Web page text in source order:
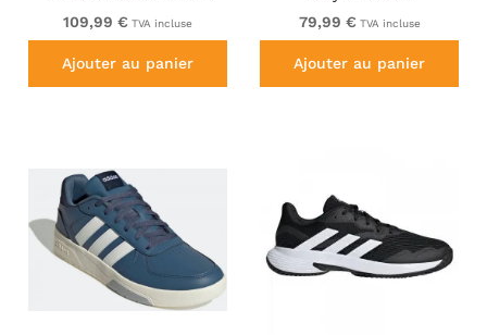
109,99 € TVA incluse
Ajouter au panier
79,99 € TVA incluse
Ajouter au panier